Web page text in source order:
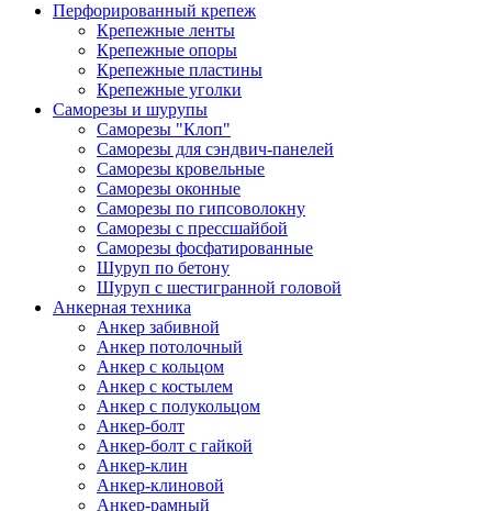
Перфорированный крепеж
Крепежные ленты
Крепежные опоры
Крепежные пластины
Крепежные уголки
Саморезы и шурупы
Саморезы "Клоп"
Саморезы для сэндвич-панелей
Саморезы кровельные
Саморезы оконные
Саморезы по гипсоволокну
Саморезы с прессшайбой
Саморезы фосфатированные
Шуруп по бетону
Шуруп с шестигранной головой
Анкерная техника
Анкер забивной
Анкер потолочный
Анкер с кольцом
Анкер с костылем
Анкер с полукольцом
Анкер-болт
Анкер-болт с гайкой
Анкер-клин
Анкер-клиновой
Анкер-рамный